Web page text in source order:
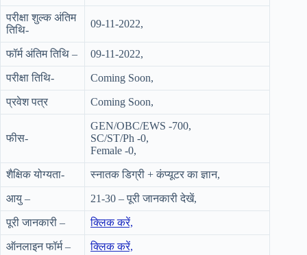
परीक्षा शुल्क अंतिम
तिथि-
09-11-2022,
फॉर्म अंतिम तिथि – 09-11-2022,
परीक्षा तिथि- Coming Soon,
प्रवेश पत्र Coming Soon,
फीस-
GEN/OBC/EWS -700,
SC/ST/Ph -0,
Female -0,
शैक्षिक योग्यता- स्नातक डिग्री + कंप्यूटर का ज्ञान,
आयु – 21-30 – पूरी जानकारी देखें,
पूरी जानकारी – क्लिक करें,
ऑनलाइन फॉर्म – क्लिक करें,